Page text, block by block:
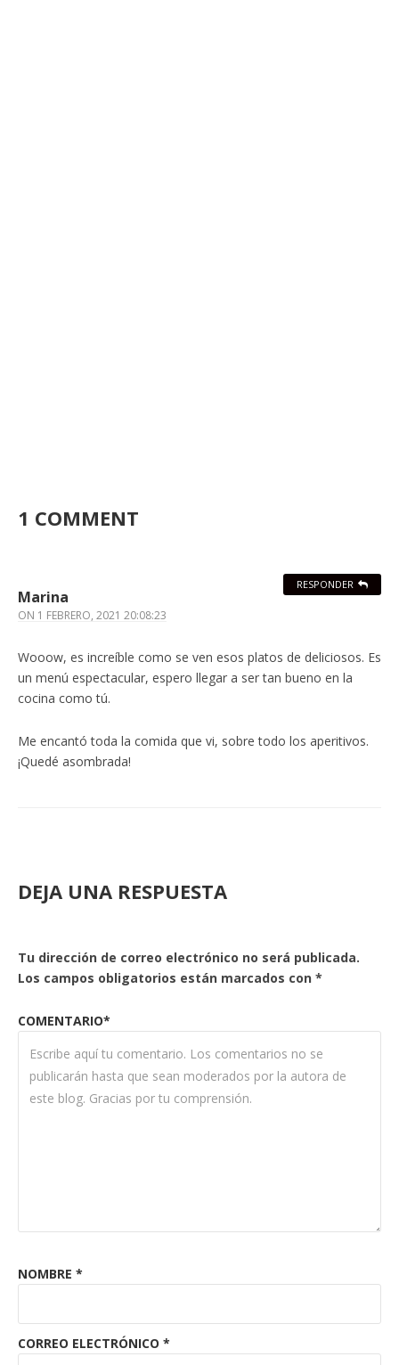
1 COMMENT
Marina
ON 1 FEBRERO, 2021 20:08:23
Wooow, es increíble como se ven esos platos de deliciosos. Es
un menú espectacular, espero llegar a ser tan bueno en la
cocina como tú.
Me encantó toda la comida que vi, sobre todo los aperitivos.
¡Quedé asombrada!
RESPONDER
DEJA UNA RESPUESTA
Tu dirección de correo electrónico no será publicada.
Los campos obligatorios están marcados con *
COMENTARIO*
NOMBRE *
CORREO ELECTRÓNICO *